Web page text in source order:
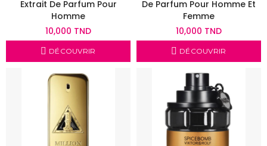
Extrait De Parfum Pour
Homme
10,000 TND
DÉCOUVRIR
De Parfum Pour Homme Et
Femme
10,000 TND
DÉCOUVRIR